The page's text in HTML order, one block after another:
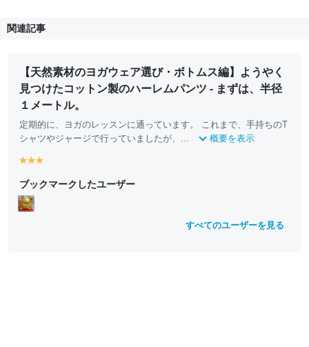
関連記事
【天然素材のヨガウェア選び・ボトムス編】ようやく
見つけたコットン製のハーレムパンツ - まずは、半径
１メートル。
定期的に、ヨガのレッスンに通っています。 これまで、手持ちのT
シャツやジャージで行っていましたが、...
概要を表示
y
ll
o
w
y
ll
o
w
ll
ブックマークしたユーザー
すべてのユーザーを見る